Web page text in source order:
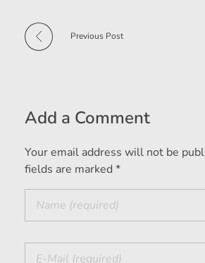
Previous Post
Add a Comment
Your email address will not be
fields are marked *